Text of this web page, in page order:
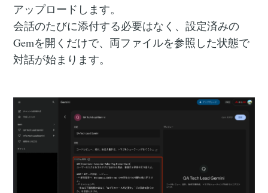
アップロードします。
会話のたびに添付する必要はなく、設定済みの
Gemを開くだけで、両ファイルを参照した状態で
対話が始まります。